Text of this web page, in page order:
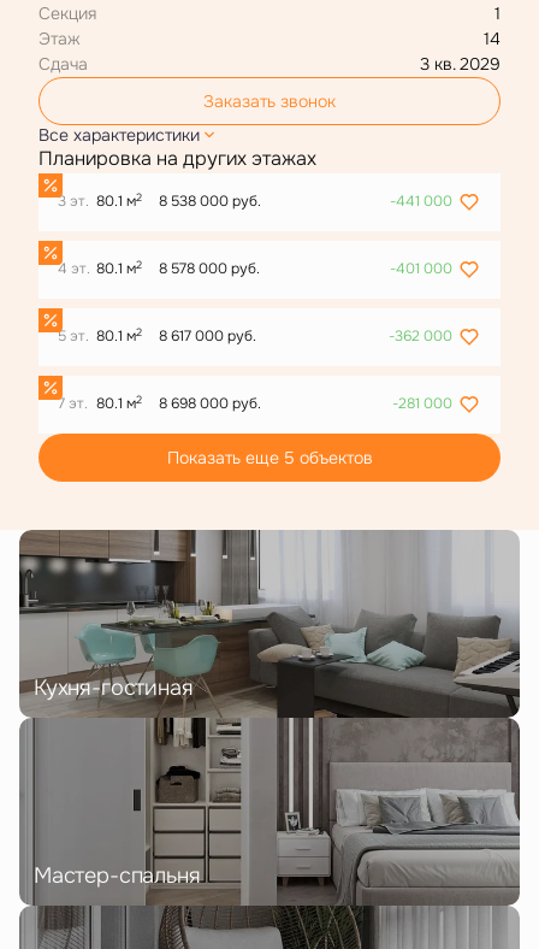
Секция
1
Этаж
14
Сдача
3 кв. 2029
Заказать звонок
Все характеристики
Планировка на других этажах
3 эт. 80.1 м2 8 538 000 руб. -441 000
4 эт. 80.1 м2 8 578 000 руб. -401 000
5 эт. 80.1 м2 8 617 000 руб. -362 000
7 эт. 80.1 м2 8 698 000 руб. -281 000
Показать еще 5 объектов
Кухня-гостиная
Мастер-спальня